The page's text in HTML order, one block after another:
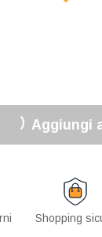
Aggiungi
Shopping